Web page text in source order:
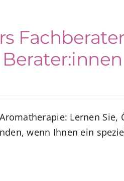
Berater:innen
Lernen
wenn Ihnen ein